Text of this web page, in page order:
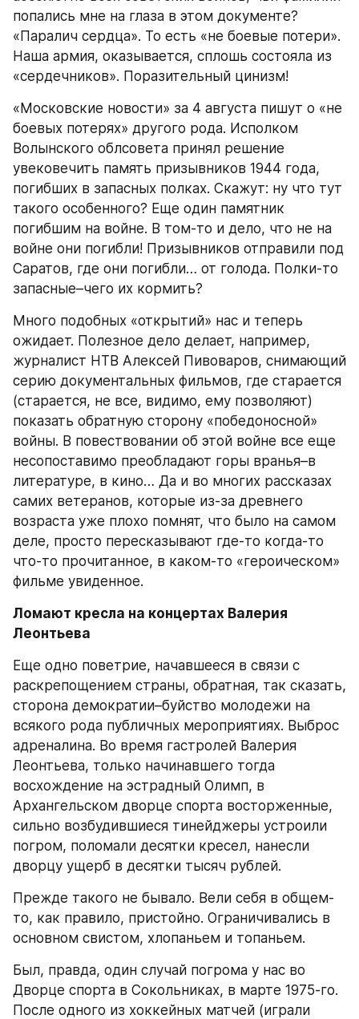
попались мне на глаза в этом документе?
«Паралич сердца». То есть «не боевые потери».
Наша армия, оказывается, сплошь состояла из
«сердечников». Поразительный цинизм!
«Московские новости» за 4 августа пишут о «не
боевых потерях» другого рода. Исполком
Волынского облсовета принял решение
увековечить память призывников 1944 года,
погибших в запасных полках. Скажут: ну что тут
такого особенного? Еще один памятник
погибшим на войне. В том-то и дело, что не на
войне они погибли! Призывников отправили под
Саратов, где они погибли… от голода. Полки-то
запасные–чего их кормить?
Много подобных «открытий» нас и теперь
ожидает. Полезное дело делает, например,
журналист НТВ Алексей Пивоваров, снимающий
серию документальных фильмов, где старается
(старается, не все, видимо, ему позволяют)
показать обратную сторону «победоносной»
войны. В повествовании об этой войне все еще
несопоставимо преобладают горы вранья–в
литературе, в кино… Да и во многих рассказах
самих ветеранов, которые из-за древнего
возраста уже плохо помнят, что было на самом
деле, просто пересказывают где-то когда-то
что-то прочитанное, в каком-то «героическом»
фильме увиденное.
Ломают кресла на концертах Валерия
Леонтьева
Еще одно поветрие, начавшееся в связи с
раскрепощением страны, обратная, так сказать,
сторона демократии–буйство молодежи на
всякого рода публичных мероприятиях. Выброс
адреналина. Во время гастролей Валерия
Леонтьева, только начинавшего тогда
восхождение на эстрадный Олимп, в
Архангельском дворце спорта восторженные,
сильно возбудившиеся тинейджеры устроили
погром, поломали десятки кресел, нанесли
дворцу ущерб в десятки тысяч рублей.
Прежде такого не бывало. Вели себя в общем-
то, как правило, пристойно. Ограничивались в
основном свистом, хлопаньем и топаньем.
Был, правда, один случай погрома у нас во
Дворце спорта в Сокольниках, в марте 1975-го.
После одного из хоккейных матчей (играли